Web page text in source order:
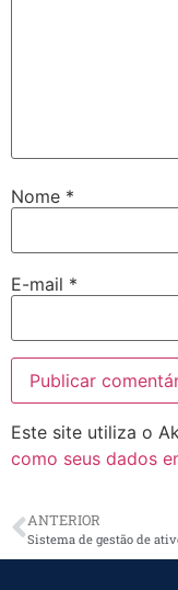
Nome *
E-mail *
Este site utiliza o
como seus dados
ANTERIOR